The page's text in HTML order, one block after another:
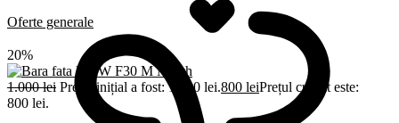
Oferte generale
20%
1.000lei Prețul inițial a fost: 1.000 lei.800 leiPrețul curent este:
800 lei.